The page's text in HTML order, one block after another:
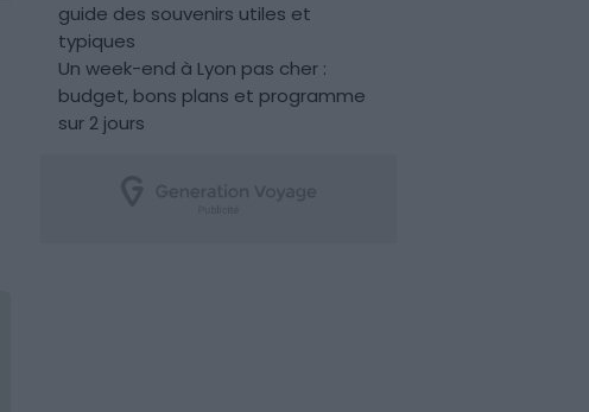
guide des souvenirs utiles et
typiques
Un week-end à Lyon pas cher :
budget, bons plans et programme
sur 2 jours